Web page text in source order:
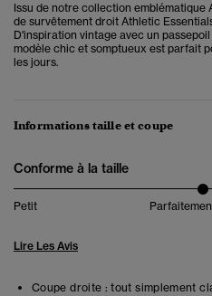
Issu de notre collection emblématique
de survêtement droit Athletic
D'inspiration vintage avec un
modèle chic et somptueux est parfait
les jours.
Informations taille et coupe
Conforme à la taille
Petit
Lire Les Avis
Coupe droite : tout simplement